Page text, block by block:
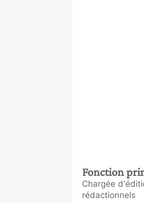
Fonction
Chargée
rédactionnels